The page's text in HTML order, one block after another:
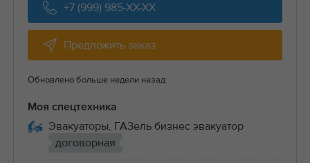
+7 (999) 985-XX-XX
Предложить заказ
Обновлено больше недели назад
Моя спецтехника
Эвакуаторы, ГАЗель бизнес эвакуатор
договорная